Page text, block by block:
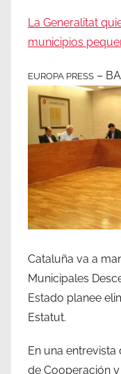
La Generalitat
municipios
EUROPA PRESS –
Cataluña va a
Municipales
Estado planee
Estatut.
En una entrevista
de Cooperación